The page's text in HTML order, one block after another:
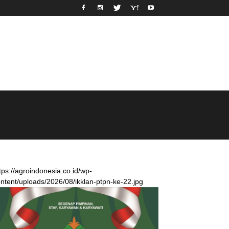
agroindonesia.co.id/wp-
uploads/2026/08/ikklan-ptpn-ke-22.jpg